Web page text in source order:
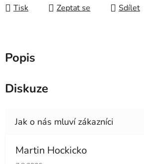
Tisk Zeptat se Sdílet
Popis
Diskuze
Martin Hockicko